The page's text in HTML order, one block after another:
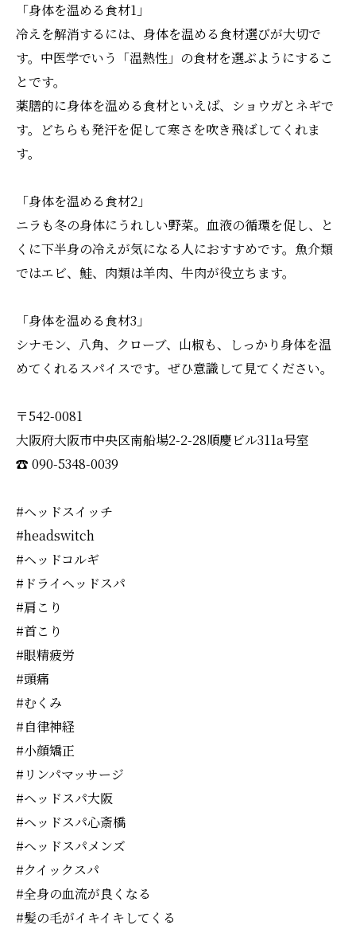
「身体を温める食材1」
冷えを解消するには、身体を温める食材選びが大切で
す。中医学でいう「温熱性」の食材を選ぶようにするこ
とです。
薬膳的に身体を温める食材といえば、ショウガとネギで
す。どちらも発汗を促して寒さを吹き飛ばしてくれま
す。
「身体を温める食材2」
ニラも冬の身体にうれしい野菜。血液の循環を促し、と
くに下半身の冷えが気になる人におすすめです。魚介類
ではエビ、鮭、肉類は羊肉、牛肉が役立ちます。
「身体を温める食材3」
シナモン、八角、クローブ、山椒も、しっかり身体を温
めてくれるスパイスです。ぜひ意識して見てください。
〒542-0081
大阪府大阪市中央区南船場2-2-28順慶ビル311a号室
☎︎ 090-5348-0039
#ヘッドスイッチ
#headswitch
#ヘッドコルギ
#ドライヘッドスパ
#肩こり
#首こり
#眼精疲労
#頭痛
#むくみ
#自律神経
#小顔矯正
#リンパマッサージ
#ヘッドスパ大阪
#ヘッドスパ心斎橋
#ヘッドスパメンズ
#クイックスパ
#全身の血流が良くなる
#髪の毛がイキイキしてくる